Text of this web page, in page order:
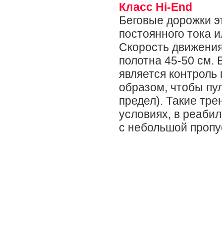
Класс Hi-End
Беговые дорожки
постоянного тока
Скорость
полотна 45-50 см.
является
образом, чтобы
предел). Такие
условиях, в
с небольшой